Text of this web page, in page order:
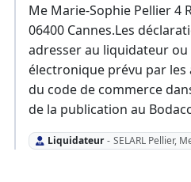
Me Marie-Sophie Pellier 4
06400 Cannes.Les
adresser au liquidateur
électronique prévu par les
du code de commerce
de la publication au
Liquidateur - SELARL Pellier,